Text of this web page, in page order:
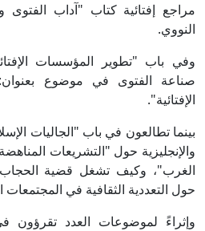
إفتائية كتاب "آداب الفتوى
باب "تطوير المؤسسات
الفتوى في موضوع بعنوان:
تطالعون في باب "الجاليات
حول "التشريعات
وكيف تشغل قضية الحجاب
التعددية الثقافية في المجتمعات
لموضوعات العدد تقرؤون في